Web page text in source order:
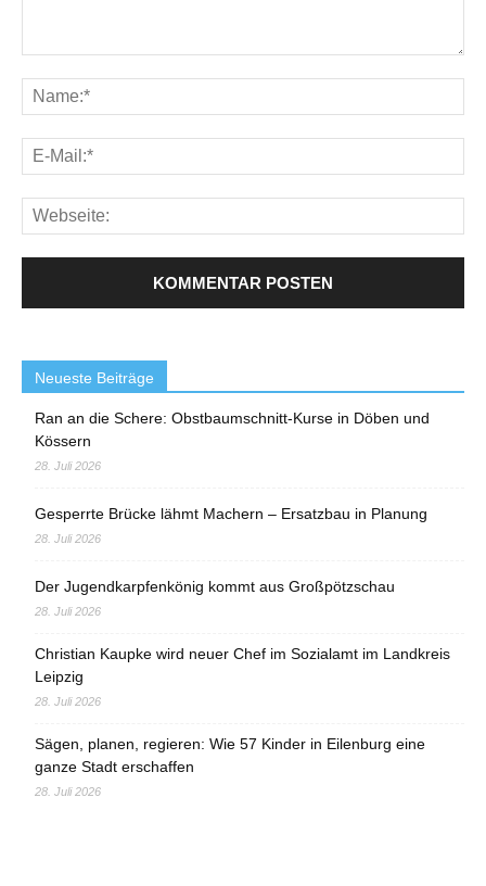
Neueste Beiträge
Ran an die Schere: Obstbaumschnitt-Kurse in Döben und
Kössern
28. Juli 2026
Gesperrte Brücke lähmt Machern – Ersatzbau in Planung
28. Juli 2026
Der Jugendkarpfenkönig kommt aus Großpötzschau
28. Juli 2026
Christian Kaupke wird neuer Chef im Sozialamt im Landkreis
Leipzig
28. Juli 2026
Sägen, planen, regieren: Wie 57 Kinder in Eilenburg eine
ganze Stadt erschaffen
28. Juli 2026